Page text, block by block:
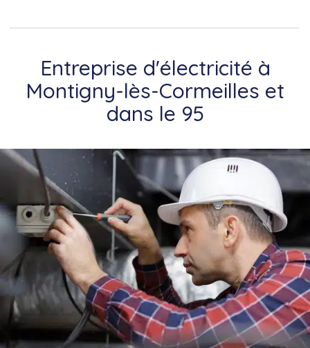
Entreprise d'électricité à
Montigny-lès-Cormeilles et
dans le 95